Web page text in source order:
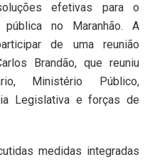
efetivas para o
pública no Maranhão. A
de uma reunião
Brandão, que reuniu
Ministério Público,
Legislativa e forças de
medidas integradas